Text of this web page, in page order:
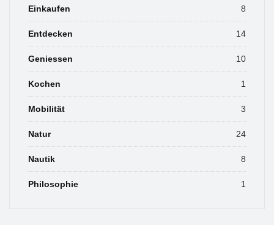
Einkaufen 8
Entdecken 14
Geniessen 10
Kochen 1
Mobilität 3
Natur 24
Nautik 8
Philosophie 1